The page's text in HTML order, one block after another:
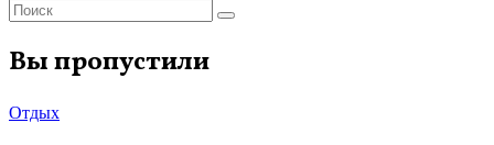
Вы пропустили
Отдых